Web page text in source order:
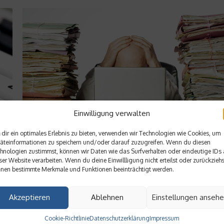
Einwilligung verwalten
dir ein optimales Erlebnis zu bieten, verwenden wir Technologien wie Cookies, um
zu speichern und/oder darauf zuzugreifen. Wenn du diesen
zustimmst, können wir Daten wie das Surfverhalten oder eindeutige IDs
Website verarbeiten. Wenn du deine Einwillligung nicht erteilst oder
bestimmte Merkmale und Funktionen beeinträchtigt werden.
Akzeptieren Ablehnen Einstellungen
Cookie-RichtlinieDatenschutzerklärungImpressum
auf
Service & Wissen
Tipps gegen Prokrastination –
und aufgehoben
Als Aufschieberitis oder Prokrastination bezeichnet man die
Angewohnheit, Dinge immer wieder vor sich her zu schieben.
ist nicht nur unproduktiv, sondern kann sogar zu psychischen
Problemen führen. Hier finden Sie wichtige Fakten und Tipps
Karriere & Weiterbildung